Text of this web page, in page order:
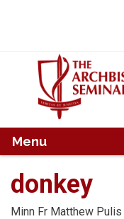
Menu
donkey
Minn Fr Matthew Pulis